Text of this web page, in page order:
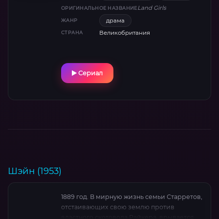
ОРИГИНАЛЬНОЕ НАЗВАНИЕLand Girls
ЖАНР драма
СТРАНА Великобритания
Сериал
Шэйн (1953)
1889 год. В мирную жизнь семьи Старретов,
отстаивающих свою землю против